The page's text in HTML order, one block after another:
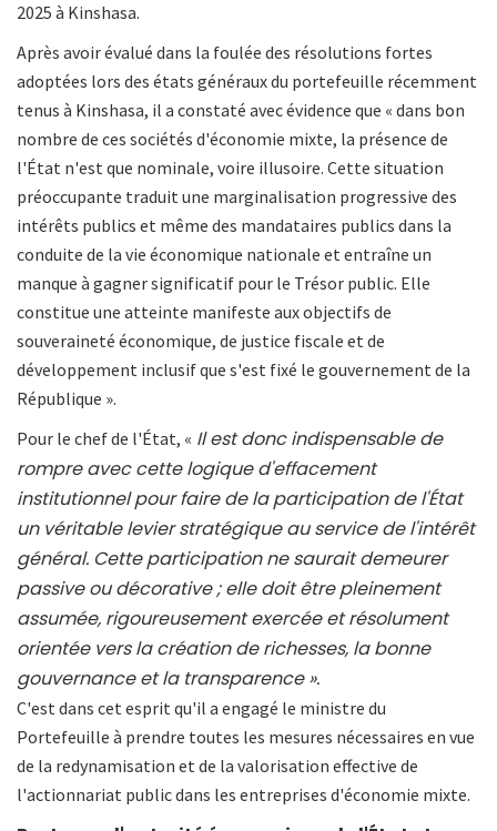
2025 à Kinshasa.
Après avoir évalué dans la foulée des résolutions fortes
adoptées lors des états généraux du portefeuille récemment
tenus à Kinshasa, il a constaté avec évidence que « dans bon
nombre de ces sociétés d'économie mixte, la présence de
l'État n'est que nominale, voire illusoire. Cette situation
préoccupante traduit une marginalisation progressive des
intérêts publics et même des mandataires publics dans la
conduite de la vie économique nationale et entraîne un
manque à gagner significatif pour le Trésor public. Elle
constitue une atteinte manifeste aux objectifs de
souveraineté économique, de justice fiscale et de
développement inclusif que s'est fixé le gouvernement de la
République ».
Pour le chef de l'État, « Il est donc indispensable de
rompre avec cette logique d'effacement
institutionnel pour faire de la participation de l'État
un véritable levier stratégique au service de l'intérêt
général. Cette participation ne saurait demeurer
passive ou décorative ; elle doit être pleinement
assumée, rigoureusement exercée et résolument
orientée vers la création de richesses, la bonne
gouvernance et la transparence ».
C'est dans cet esprit qu'il a engagé le ministre du
Portefeuille à prendre toutes les mesures nécessaires en vue
de la redynamisation et de la valorisation effective de
l'actionnariat public dans les entreprises d'économie mixte.